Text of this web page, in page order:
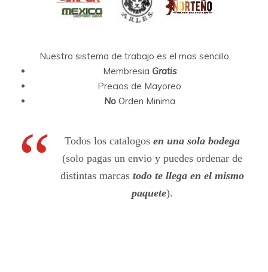
Nuestro sistema de trabajo es el mas sencillo
Membresia Gratis
Precios de Mayoreo
NoOrden Minima
Todos los catalogos en una sola bodega
(solo pagas un envio y puedes ordenar de
distintas marcastodo te llega en el mismo
paquete).